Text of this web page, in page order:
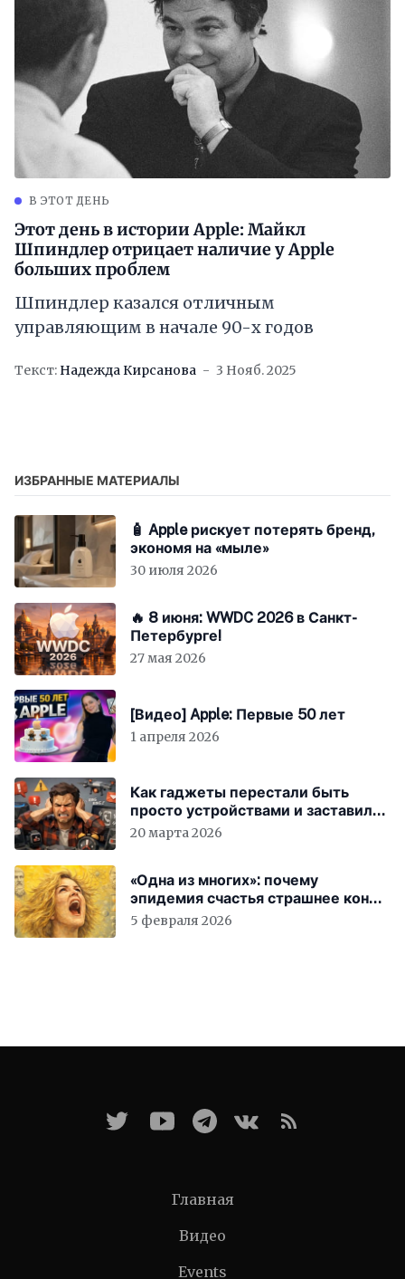
В ЭТОТ ДЕНЬ
Этот день в истории Apple: Майкл
Шпиндлер отрицает наличие у Apple
больших проблем
Шпиндлер казался отличным
управляющим в начале 90-х годов
Текст: Надежда Кирсанова 3 Нояб. 2025
ИЗБРАННЫЕ МАТЕРИАЛЫ
🧴 Apple рискует потерять бренд,
экономя на «мыле»
30 июля 2026
🔥 8 июня: WWDC 2026 в Санкт-
Петербурге!
27 мая 2026
[Видео] Apple: Первые 50 лет
1 апреля 2026
Как гаджеты перестали быть
просто устройствами и заставили
вас бесплатно работать
20 марта 2026
«Одна из многих»: почему
эпидемия счастья страшнее конца
света
5 февраля 2026
Главная
Видео
Events